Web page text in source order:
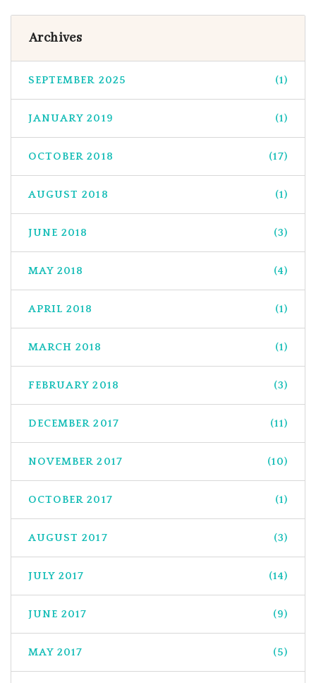
Archives
SEPTEMBER 2025 (1)
JANUARY 2019 (1)
OCTOBER 2018 (17)
AUGUST 2018 (1)
JUNE 2018 (3)
MAY 2018 (4)
APRIL 2018 (1)
MARCH 2018 (1)
FEBRUARY 2018 (3)
DECEMBER 2017 (11)
NOVEMBER 2017 (10)
OCTOBER 2017 (1)
AUGUST 2017 (3)
JULY 2017 (14)
JUNE 2017 (9)
MAY 2017 (5)